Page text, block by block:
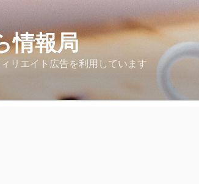
情報局
リエイト広告を利用しています